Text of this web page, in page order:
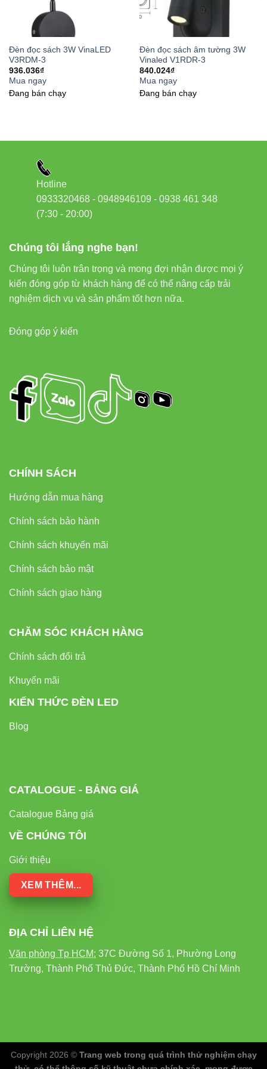
Đèn đọc sách 3W VinaLED
V3RDM-3
936.036₫
Mua ngay
Đang bán chạy
Đèn đọc sách âm tường 3W
Vinaled V1RDR-3
840.024₫
Mua ngay
Đang bán chạy
Chúng tôi lắng nghe bạn!
Chúng tôi luôn trân trọng và mong đợi nhận được mọi ý
kiến đóng góp từ khách hàng để có thể nâng cấp trải
nghiệm dịch vụ và sản phẩm tốt hơn nữa.
Đóng góp ý kiến
Hotline
0933320468 - 0948946109 - 0938 461 348
(7:30 - 20:00)
CHÍNH SÁCH
Hướng dẫn mua hàng
Chính sách bảo hành
Chính sách khuyến mãi
Chính sách bảo mật
Chính sách giao hàng
CHĂM SÓC KHÁCH HÀNG
Chính sách đổi trả
Khuyến mãi
KIẾN THỨC ĐÈN LED
Blog
CATALOGUE - BẢNG GIÁ
Catalogue Bảng giá
VỀ CHÚNG TÔI
Giới thiệu
XEM THÊM...
ĐỊA CHỈ LIÊN HỆ
Văn phòng Tp HCM: 37C Đường Số 1, Phường Long
Trường, Thành Phố Thủ Đức, Thành Phố Hồ Chí Minh
Copyright 2026 © Trang web trong quá trình thử nghiệm chạy